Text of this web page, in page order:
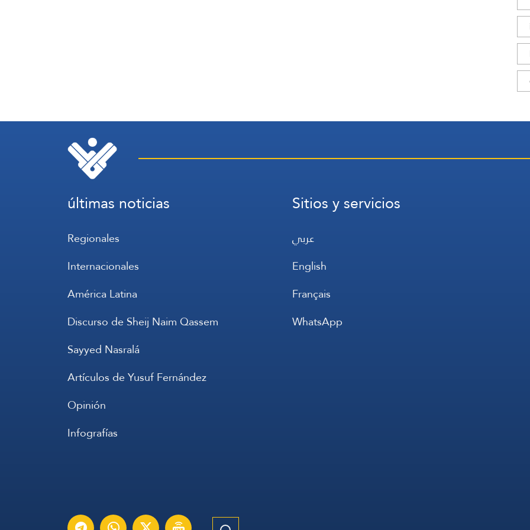
últimas noticias
Regionales
Internacionales
América Latina
Discurso de Sheij Naim Qassem
Sayyed Nasralá
Artículos de Yusuf Fernández
Opinión
Infografías
Sitios y servicios
عربي
English
Français
WhatsApp